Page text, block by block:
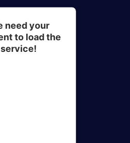
need your
to load the
service!